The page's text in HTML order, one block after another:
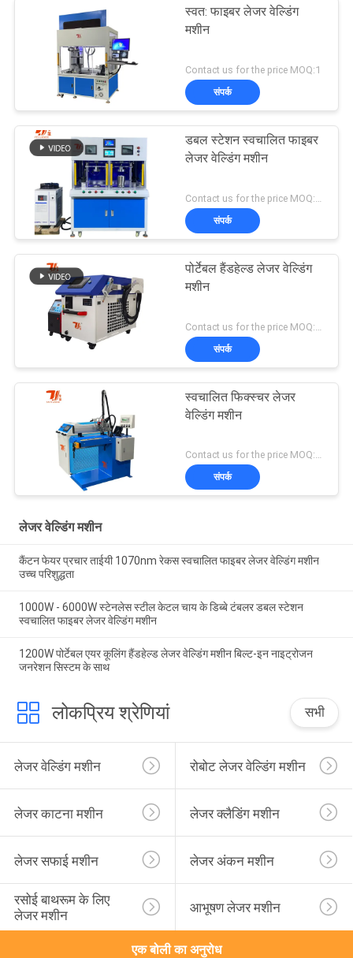
स्वत: फाइबर लेजर वेल्डिंग
मशीन
Contact us for the price MOQ:1
संपर्क
डबल स्टेशन स्वचालित फाइबर
लेजर वेल्डिंग मशीन
संपर्क
पोर्टेबल हैंडहेल्ड लेजर वेल्डिंग
मशीन
संपर्क
स्वचालित फिक्स्चर लेजर
वेल्डिंग मशीन
Contact us for the price MOQ:1 सेट
संपर्क
लेजर वेल्डिंग मशीन
कैंटन फेयर प्रचार ताईयी 1070nm रेकस स्वचालित फाइबर लेजर वेल्डिंग मशीन
उच्च परिशुद्धता
1000W - 6000W स्टेनलेस स्टील केटल चाय के डिब्बे टंबलर डबल स्टेशन
स्वचालित फाइबर लेजर वेल्डिंग मशीन
1200W पोर्टेबल एयर कूलिंग हैंडहेल्ड लेजर वेल्डिंग मशीन बिल्ट-इन नाइट्रोजन
जनरेशन सिस्टम के साथ
लोकप्रिय श्रेणियां सभी
लेजर वेल्डिंग मशीन रोबोट लेजर वेल्डिंग मशीन
लेजर काटना मशीन लेजर क्लैडिंग मशीन
लेजर सफाई मशीन लेजर अंकन मशीन
रसोई बाथरूम के लिए
लेजर मशीन
आभूषण लेजर मशीन
एक बोली का अनुरोध